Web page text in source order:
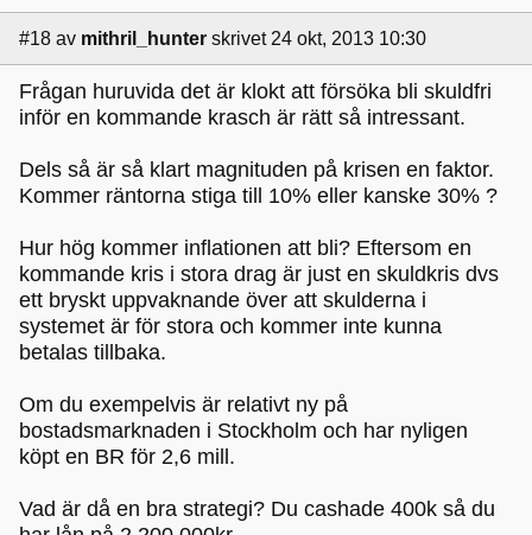
#18 av mithril_hunter skrivet 24 okt, 2013 10:30
Frågan huruvida det är klokt att försöka bli skuldfri
inför en kommande krasch är rätt så intressant.
Dels så är så klart magnituden på krisen en faktor.
Kommer räntorna stiga till 10% eller kanske 30% ?
Hur hög kommer inflationen att bli? Eftersom en
kommande kris i stora drag är just en skuldkris dvs
ett bryskt uppvaknande över att skulderna i
systemet är för stora och kommer inte kunna
betalas tillbaka.
Om du exempelvis är relativt ny på
bostadsmarknaden i Stockholm och har nyligen
köpt en BR för 2,6 mill.
Vad är då en bra strategi? Du cashade 400k så du